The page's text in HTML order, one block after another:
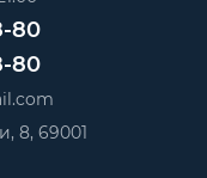
80
80
8, 69001